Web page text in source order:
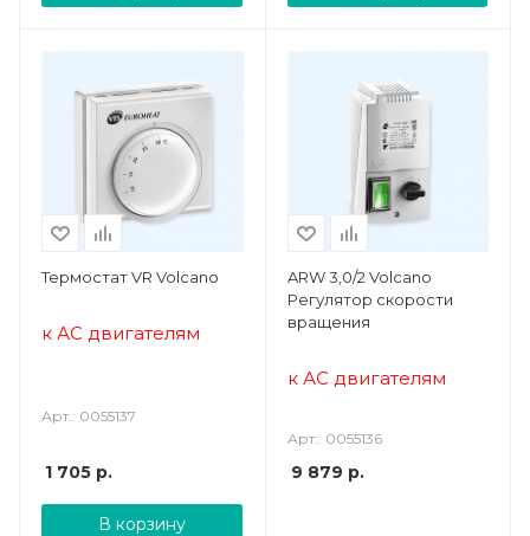
Термостат VR Volcano
к АС двигателям
Арт.: 0055137
1 705 р.
В корзину
ARW 3,0/2 Volcano
Регулятор скорости
вращения
к АС двигателям
Арт.: 0055136
9 879 р.